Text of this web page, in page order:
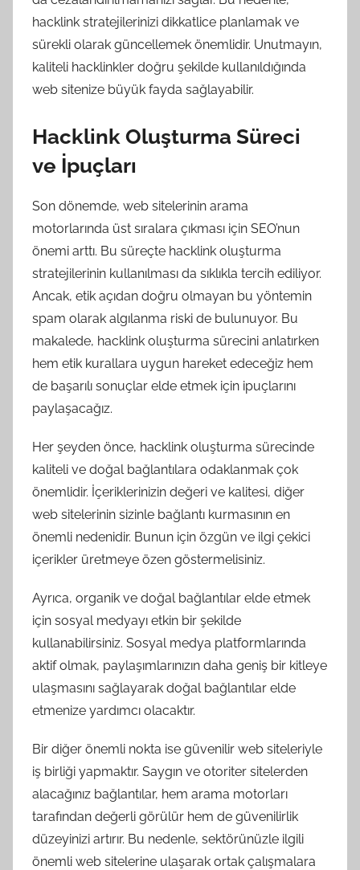
hacklink stratejilerinizi dikkatlice planlamak ve
sürekli olarak güncellemek önemlidir. Unutmayın,
kaliteli hacklinkler doğru şekilde kullanıldığında
web sitenize büyük fayda sağlayabilir.
Hacklink Oluşturma Süreci
ve İpuçları
Son dönemde, web sitelerinin arama
motorlarında üst sıralara çıkması için SEO’nun
önemi arttı. Bu süreçte hacklink oluşturma
stratejilerinin kullanılması da sıklıkla tercih ediliyor.
Ancak, etik açıdan doğru olmayan bu yöntemin
spam olarak algılanma riski de bulunuyor. Bu
makalede, hacklink oluşturma sürecini anlatırken
hem etik kurallara uygun hareket edeceğiz hem
de başarılı sonuçlar elde etmek için ipuçlarını
paylaşacağız.
Her şeyden önce, hacklink oluşturma sürecinde
kaliteli ve doğal bağlantılara odaklanmak çok
önemlidir. İçeriklerinizin değeri ve kalitesi, diğer
web sitelerinin sizinle bağlantı kurmasının en
önemli nedenidir. Bunun için özgün ve ilgi çekici
içerikler üretmeye özen göstermelisiniz.
Ayrıca, organik ve doğal bağlantılar elde etmek
için sosyal medyayı etkin bir şekilde
kullanabilirsiniz. Sosyal medya platformlarında
aktif olmak, paylaşımlarınızın daha geniş bir kitleye
ulaşmasını sağlayarak doğal bağlantılar elde
etmenize yardımcı olacaktır.
Bir diğer önemli nokta ise güvenilir web siteleriyle
iş birliği yapmaktır. Saygın ve otoriter sitelerden
alacağınız bağlantılar, hem arama motorları
tarafından değerli görülür hem de güvenilirlik
düzeyinizi artırır. Bu nedenle, sektörünüzle ilgili
önemli web sitelerine ulaşarak ortak çalışmalara